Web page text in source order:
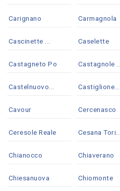
Carignano Carmagnola
Cascinette ... Caselette
Castagneto Po Castagnole ...
Castelnuovo... Castiglione...
Cavour Cercenasco
Ceresole Reale Cesana Tori...
Chianocco Chiaverano
Chiesanuova Chiomonte